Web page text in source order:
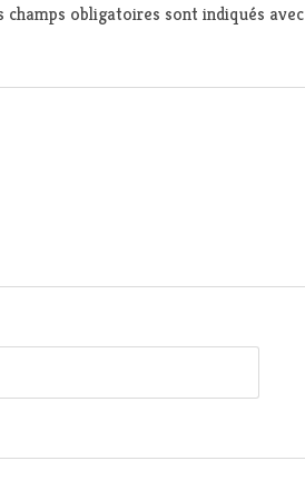
champs obligatoires sont indiqués avec